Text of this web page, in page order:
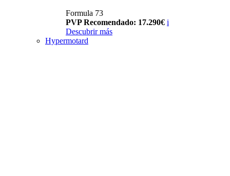
Formula 73
PVP Recomendado: 17.290€ i
Descubrir más
Hypermotard